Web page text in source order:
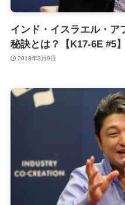
インド・イスラエル・ア
秘訣とは？【K17-6E #5】
2018年3月9日